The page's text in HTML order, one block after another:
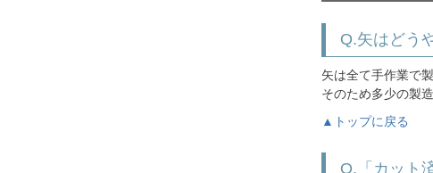
Q.矢はどう
矢は全て手作業で
そのため多少の製
▲トップに戻る
Q.「カット